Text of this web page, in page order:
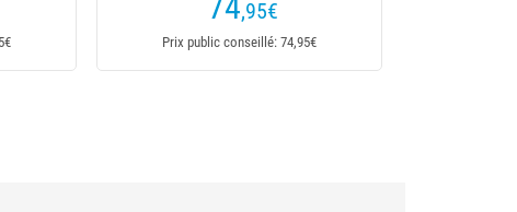
Prix public conseillé: 30,95€